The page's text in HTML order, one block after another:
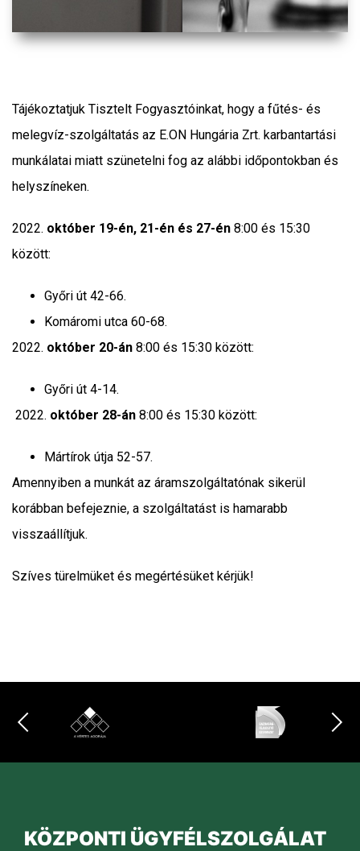
Tájékoztatjuk Tisztelt Fogyasztóinkat, hogy a fűtés- és
melegvíz-szolgáltatás az E.ON Hungária Zrt. karbantartási
munkálatai miatt szünetelni fog az alábbi időpontokban és
helyszíneken.
2022. október 19-én, 21-én és 27-én 8:00 és 15:30
között:
Győri út 42-66.
Komáromi utca 60-68.
2022. október 20-án 8:00 és 15:30 között:
Győri út 4-14.
2022. október 28-án 8:00 és 15:30 között:
Mártírok útja 52-57.
Amennyiben a munkát az áramszolgáltatónak sikerül
korábban befejeznie, a szolgáltatást is hamarabb
visszaállítjuk.
Szíves türelmüket és megértésüket kérjük!
KÖZPONTI ÜGYFÉLSZOLGÁLAT